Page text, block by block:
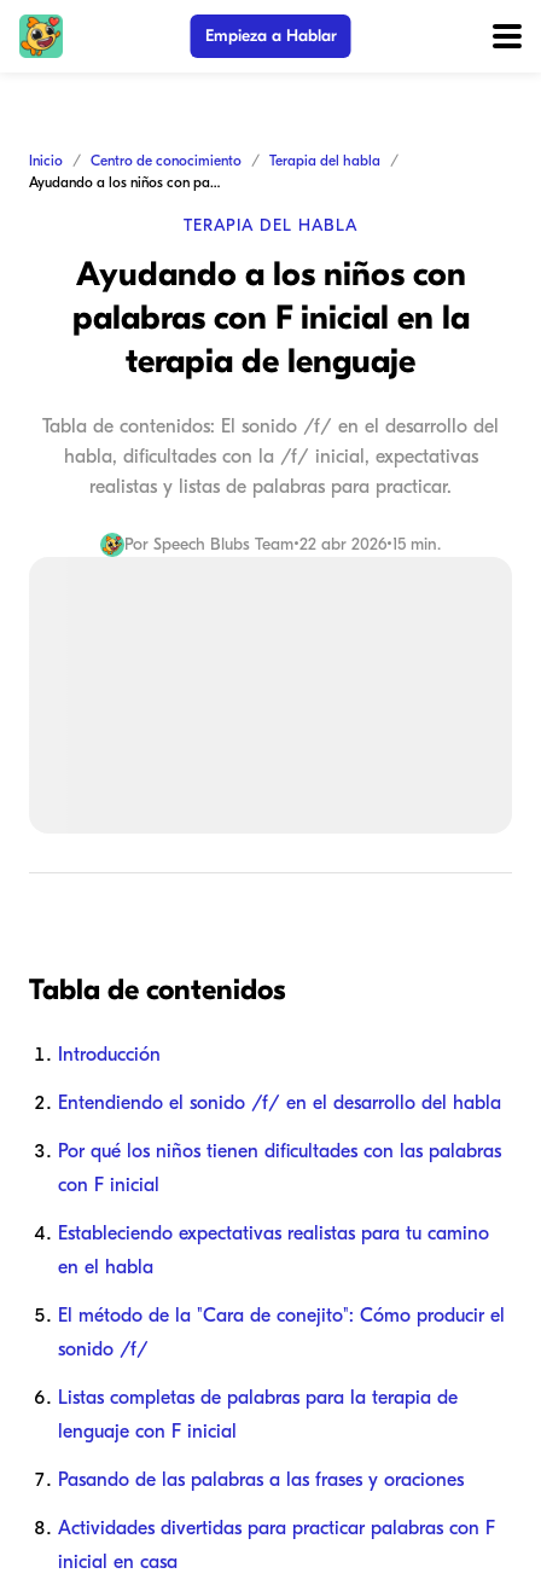
Empieza a Hablar
Inicio Centro de conocimiento
Terapia del habla
Ayudando a los niños con palabras con F inicial en la terapia de lenguaje
TERAPIA DEL HABLA
Ayudando a los niños con
palabras con F inicial en la
terapia de lenguaje
Tabla de contenidos: El sonido /f/ en el desarrollo del
habla, dificultades con la /f/ inicial, expectativas
realistas y listas de palabras para practicar.
Por Speech Blubs Team•22 abr 2026•15 min.
Tabla de contenidos
Introducción
Entendiendo el sonido /f/ en el desarrollo del habla
Por qué los niños tienen dificultades con las palabras
con F inicial
Estableciendo expectativas realistas para tu camino
en el habla
El método de la "Cara de conejito": Cómo producir el
sonido /f/
Listas completas de palabras para la terapia de
lenguaje con F inicial
Pasando de las palabras a las frases y oraciones
Actividades divertidas para practicar palabras con F
inicial en casa